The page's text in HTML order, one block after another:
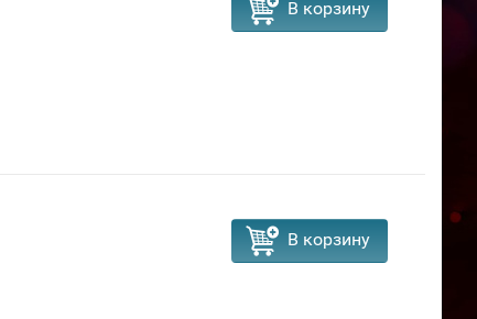
В корзину
В корзину